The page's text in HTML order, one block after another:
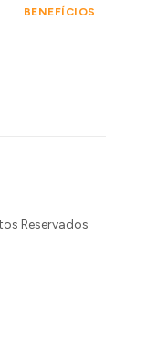
BENEFÍCIOS
Reservados